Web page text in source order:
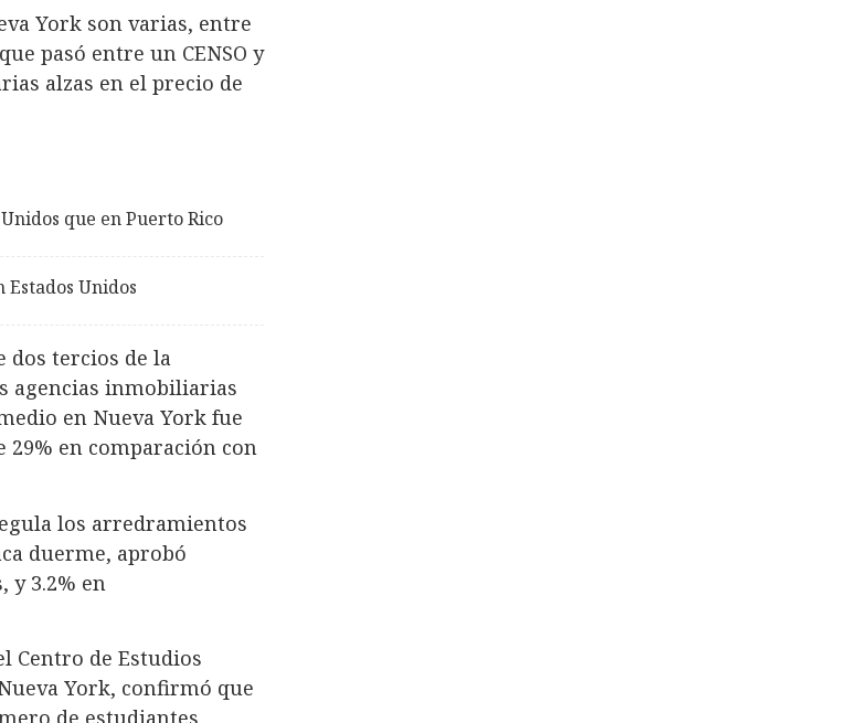
York son varias, entre
pasó entre un CENSO y
alzas en el precio de
que en Puerto Rico
Estados Unidos
dos tercios de la
agencias inmobiliarias
en Nueva York fue
29% en comparación con
los arredramientos
duerme, aprobó
y 3.2% en
Centro de Estudios
York, confirmó que